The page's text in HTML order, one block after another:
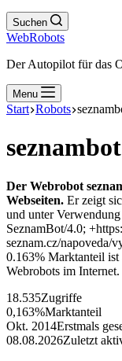
Suchen
WebRobots
Der Autopilot für das
Menu
Start Robots
seznambot
Der Webrobot
Webseiten. Er zeigt
und unter
SeznamBot/4.0;
seznam.cz/napoveda/
0.163% Marktanteil ist
Webrobots im Internet.
18.535Zugriffe
0,163%Marktanteil
Okt. 2014Erstmals
08.08.2026Zuletzt